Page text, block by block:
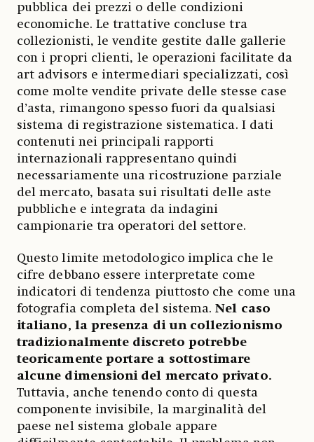
pubblica dei prezzi o delle condizioni
economiche. Le trattative concluse tra
collezionisti, le vendite gestite dalle gallerie
con i propri clienti, le operazioni facilitate da
art advisors e intermediari specializzati, così
come molte vendite private delle stesse case
d’asta, rimangono spesso fuori da qualsiasi
sistema di registrazione sistematica. I dati
contenuti nei principali rapporti
internazionali rappresentano quindi
necessariamente una ricostruzione parziale
del mercato, basata sui risultati delle aste
pubbliche e integrata da indagini
campionarie tra operatori del settore.
Questo limite metodologico implica che le
cifre debbano essere interpretate come
indicatori di tendenza piuttosto che come una
fotografia completa del sistema.Nel caso
italiano, la presenza di un collezionismo
tradizionalmente discreto potrebbe
teoricamente portare a sottostimare
alcune dimensioni del mercato privato.
Tuttavia, anche tenendo conto di questa
componente invisibile, la marginalità del
paese nel sistema globale appare